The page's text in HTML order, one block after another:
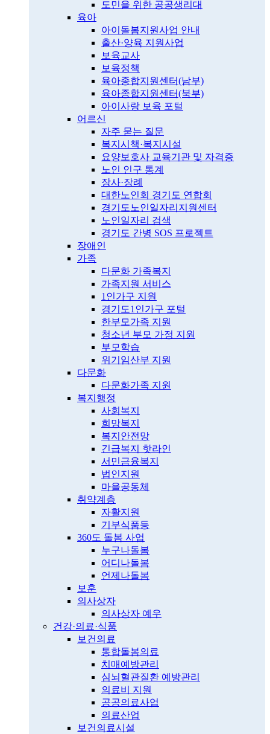
도민을 위한 공공생리대
육아
아이돌봄지원사업 안내
출산·양육 지원사업
보육교사
보육정책
육아종합지원센터(남부)
육아종합지원센터(북부)
아이사랑 보육 포털
어르신
자주 묻는 질문
복지시책·복지시설
요양보호사 교육기관 및 자격증
노인 인구 통계
장사·장례
대한노인회 경기도 연합회
경기도노인일자리지원센터
노인일자리 검색
경기도 간병 SOS 프로젝트
장애인
가족
다문화 가족복지
가족지원 서비스
1인가구 지원
경기도1인가구 포털
한부모가족 지원
청소년 부모 가정 지원
부모학습
위기임산부 지원
다문화
다문화가족 지원
복지행정
사회복지
희망복지
복지안전망
긴급복지 핫라인
서민금융복지
법인지원
마을공동체
취약계층
자활지원
기부식품등
360도 돌봄 사업
누구나돌봄
어디나돌봄
언제나돌봄
보훈
의사상자
의사상자 예우
건강·의료·식품
보건의료
통합돌봄의료
치매예방관리
심뇌혈관질환 예방관리
의료비 지원
공공의료사업
의료산업
보건의료시설